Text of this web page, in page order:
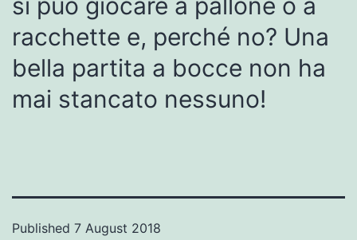
racchette e, perché no? Una
bella partita a bocce non ha
mai stancato nessuno!
Published 7 August 2018